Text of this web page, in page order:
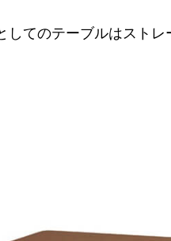
してのテーブルはストレ